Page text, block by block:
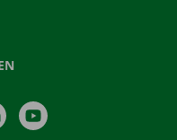
LinkedIn